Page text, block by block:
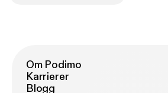
Om Podimo
Karrierer
Blogg